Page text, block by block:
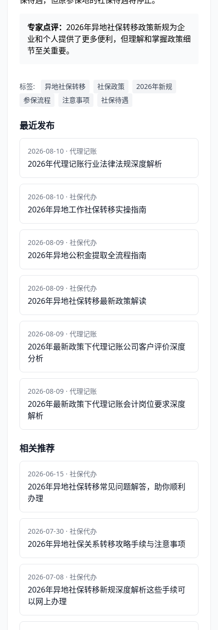
专家点评： 2026年异地社保转移政策新规为企
业和个人提供了更多便利，但理解和掌握政策细
节至关重要。
标签: 异地社保转移 社保政策
2026年新规
参保流程
注意事项 社保待遇
最近发布
2026-08-10 · 代理记账
2026年代理记账行业法律法规深度解析
2026-08-10 · 社保代办
2026年异地工作社保转移实操指南
2026-08-09 · 社保代办
2026年异地公积金提取全流程指南
2026-08-09 · 社保代办
2026年异地社保转移最新政策解读
2026-08-09 · 代理记账
2026年最新政策下代理记账公司客户评价深度
分析
2026-08-09 · 代理记账
2026年最新政策下代理记账会计岗位要求深度
解析
相关推荐
2026-06-15 · 社保代办
2026年异地社保转移常见问题解答，助你顺利
办理
2026-07-30 · 社保代办
2026年异地社保关系转移攻略手续与注意事项
2026-07-08 · 社保代办
2026年异地社保转移新规深度解析这些手续可
以网上办理